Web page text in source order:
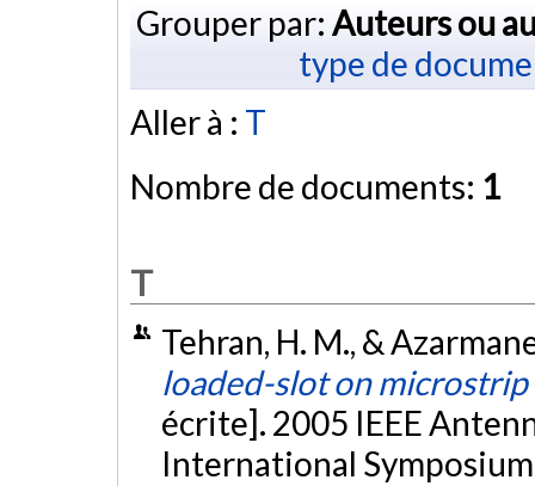
Grouper par: Auteurs ou
type de
Aller à : T
Nombre de documents: 1
T
Tehran, H. M., &
loaded-slot on
écrite]. 2005 IEEE
International